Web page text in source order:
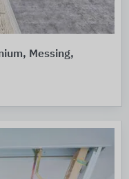
Messing,